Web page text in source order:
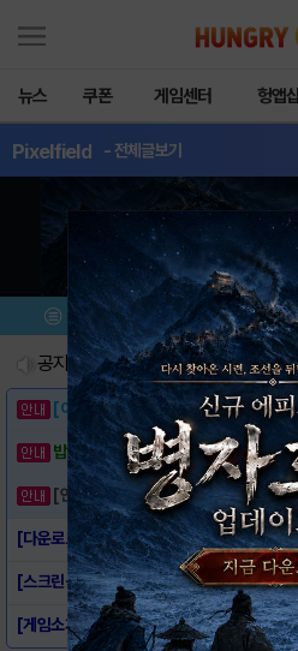
뉴스 쿠폰 게임센터 헝앱
Pixelfield - 전체글보기
메뉴 이벤트/미션
공지사항
[이벤트] 웃음으로 매일매일 해피! 유머
밥알이의 헝앱통신 ⑲ “밥알이, 드디어 멀
[안내] 헝그리앱 필수 상식! 밥알 획득 안
[다운로드링크] - Pixelfield (픽셀..
[스크린샷] - Pixelfield (픽셀필드..
[게임소개] - Pixelfield (픽셀필드..